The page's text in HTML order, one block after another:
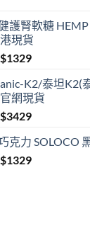
護腎軟糖
現貨
$1329Price
$459
through
$1329
K2/泰坦K2(
網現貨
$3429Price
$529
through
克力 SOLOCO
$1329Price